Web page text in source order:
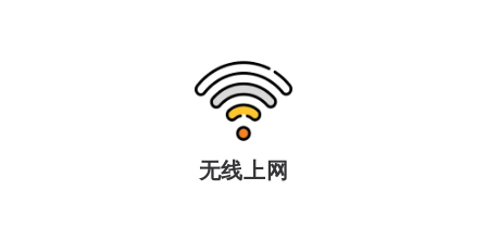
无线上网